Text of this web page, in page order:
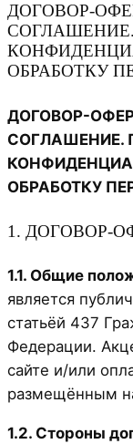
ДОГОВОР-
ОБРАБОТКУ
ДОГОВОР-
СОГЛАШЕНИЕ.
ОБРАБОТКУ
1. ДОГОВОР-
1.1. Общие
является
статьёй 437
Федерации.
сайте и/или
размещённым
1.2. Стороны